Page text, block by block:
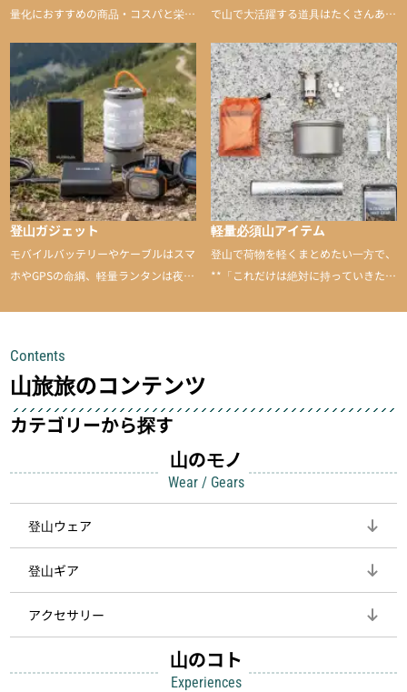
量化におすすめの商品・コスパと栄養
で山で大活躍する道具はたくさんあり
山に持ち込むと快適性や安心感をグッ
と引き上げてくれる――そんな意外性
のあるアイテムを紹介
登山ガジェット
モバイルバッテリーやケーブルはスマ
ホやGPSの命綱、軽量ランタンは夜間
して安全にしてくれます
軽量必須山アイテム
登山で荷物を軽くまとめたい一方で、
**「これだけは絶対に持っていきた
Contents
山旅旅のコンテンツ
カテゴリーから探す
山のモノ
Wear / Gears
登山ウェア
登山ギア
アクセサリー
山のコト
Experiences